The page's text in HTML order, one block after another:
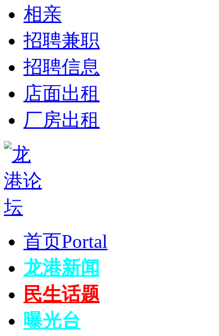
相亲
招聘兼职
招聘信息
店面出租
厂房出租
首页Portal
龙港新闻
民生话题
曝光台